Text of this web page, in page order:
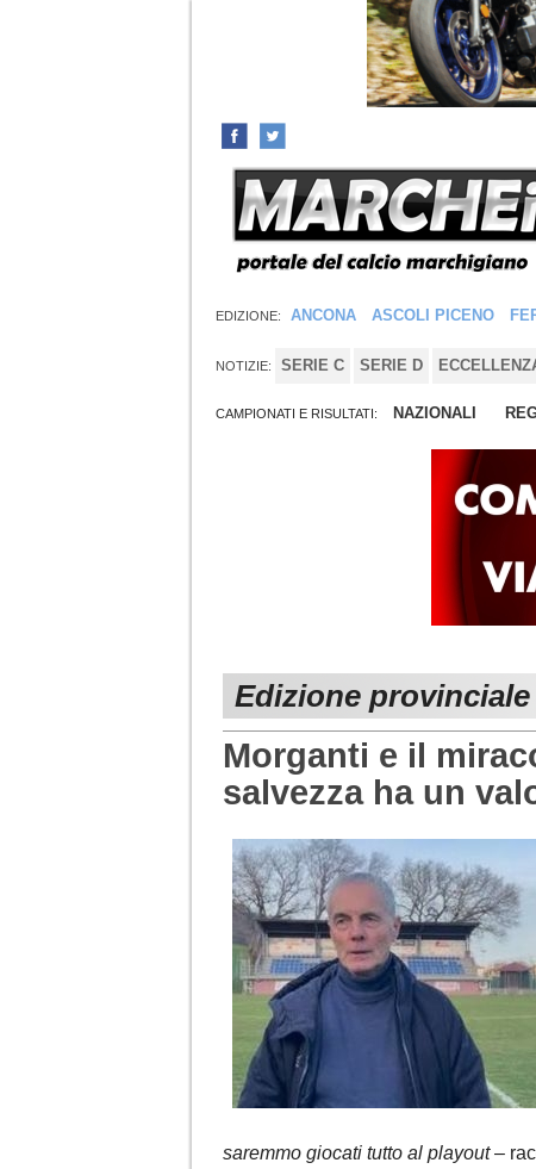
EDIZIONE: ANCONA ASCOLI PICENO
NOTIZIE: SERIE C SERIE D
CAMPIONATI E RISULTATI: NAZIONALI
Edizione
Morganti e il
salvezza ha un
saremmo giocati tutto al playout–